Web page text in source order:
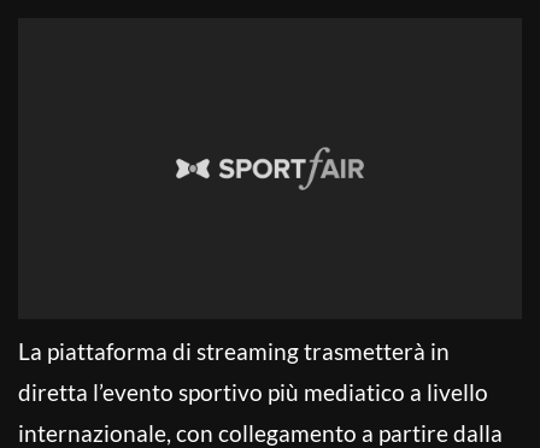
La piattaforma di streaming trasmetterà in
diretta l’evento sportivo più mediatico a livello
internazionale, con collegamento a partire dalla